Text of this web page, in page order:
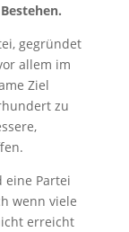
gegründet
allem im
Ziel
zu
eine Partei
wenn viele
erreicht